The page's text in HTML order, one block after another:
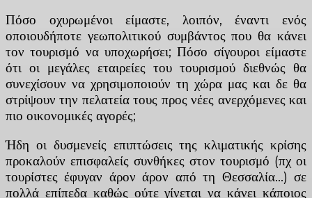
Πόσο οχυρωμένοι είμαστε, λοιπόν, έναντι ενός
οποιουδήποτε γεωπολιτικού συμβάντος που θα κάνει
τον τουρισμό να υποχωρήσει; Πόσο σίγουροι είμαστε
ότι οι μεγάλες εταιρείες του τουρισμού διεθνώς θα
συνεχίσουν να χρησιμοποιούν τη χώρα μας και δε θα
στρίψουν την πελατεία τους προς νέες ανερχόμενες και
πιο οικονομικές αγορές;
Ήδη οι δυσμενείς επιπτώσεις της κλιματικής κρίσης
προκαλούν επισφαλείς συνθήκες στον τουρισμό (πχ οι
τουρίστες έφυγαν άρον άρον από τη Θεσσαλία…) σε
πολλά επίπεδα καθώς ούτε γίνεται να κάνει κάποιος